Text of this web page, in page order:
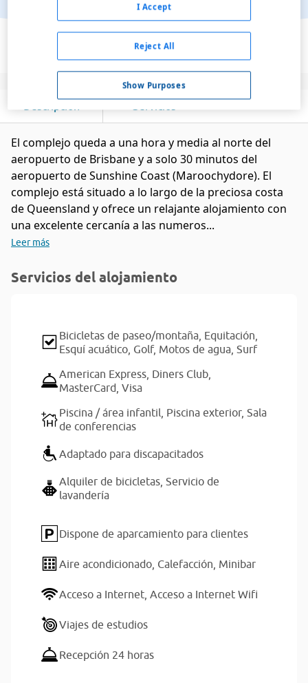
Ver en el mapa
El complejo queda a una hora y media al norte del
aeropuerto de Brisbane y a solo 30 minutos del
aeropuerto de Sunshine Coast (Maroochydore). El
complejo está situado a lo largo de la preciosa costa
de Queensland y ofrece un relajante alojamiento con
una excelente cercanía a las numeros...
Leer más
Servicios del alojamiento
Bicicletas de paseo/montaña, Equitación,
Esquí acuático, Golf, Motos de agua, Surf
American Express, Diners Club,
MasterCard, Visa
Piscina / área infantil, Piscina exterior, Sala
de conferencias
Adaptado para discapacitados
Alquiler de bicicletas, Servicio de
lavandería
Dispone de aparcamiento para clientes
Aire acondicionado, Calefacción, Minibar
Acceso a Internet, Acceso a Internet Wifi
Viajes de estudios
Recepción 24 horas
Show Purposes
Reject All
I Accept